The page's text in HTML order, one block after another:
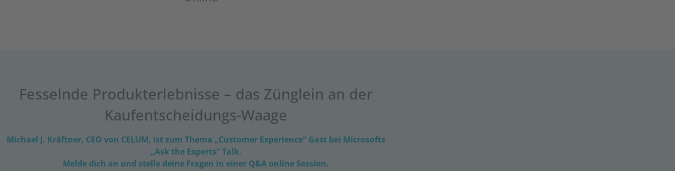
Fesselnde Produkterlebnisse – das Zünglein an der
Kaufentscheidungs-Waage
Michael J. Kräftner, CEO von CELUM, ist zum Thema „Customer Experience“ Gast bei Microsofts
„Ask the Experts“ Talk.
Melde dich an und stelle deine Fragen in einer Q&A online Session.